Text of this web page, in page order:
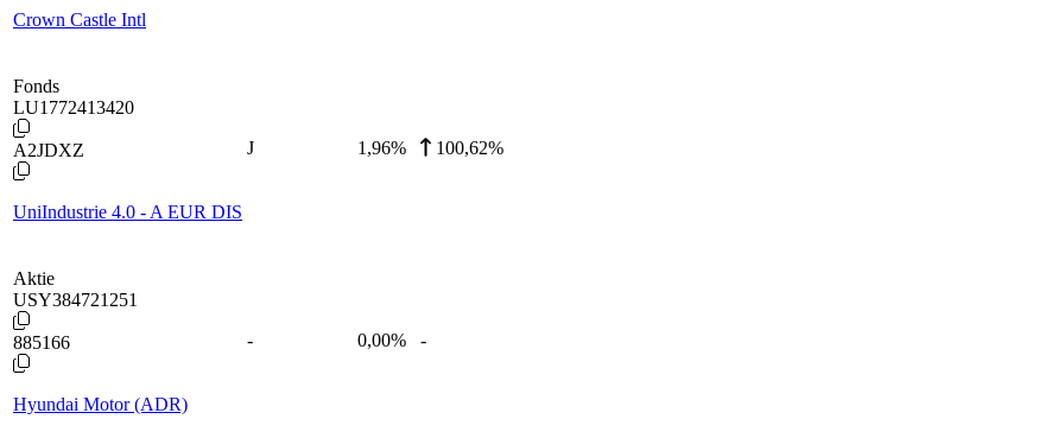
Crown Castle Intl
Fonds
LU1772413420
A2JDXZ
UniIndustrie 4.0 - A EUR DIS
J 1,96% 100,62%
Aktie
USY384721251
885166
Hyundai Motor (ADR)
- 0,00% -